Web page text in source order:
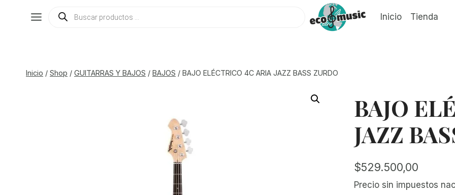
Búsqueda
Inicio Tienda
Inicio / Shop / GUITARRAS Y BAJOS / BAJOS / BAJO ELÉCTRICO 4C ARIA JAZZ BASS ZURDO
BAJO
JAZZ
$529.500,00
Precio sin impuestos